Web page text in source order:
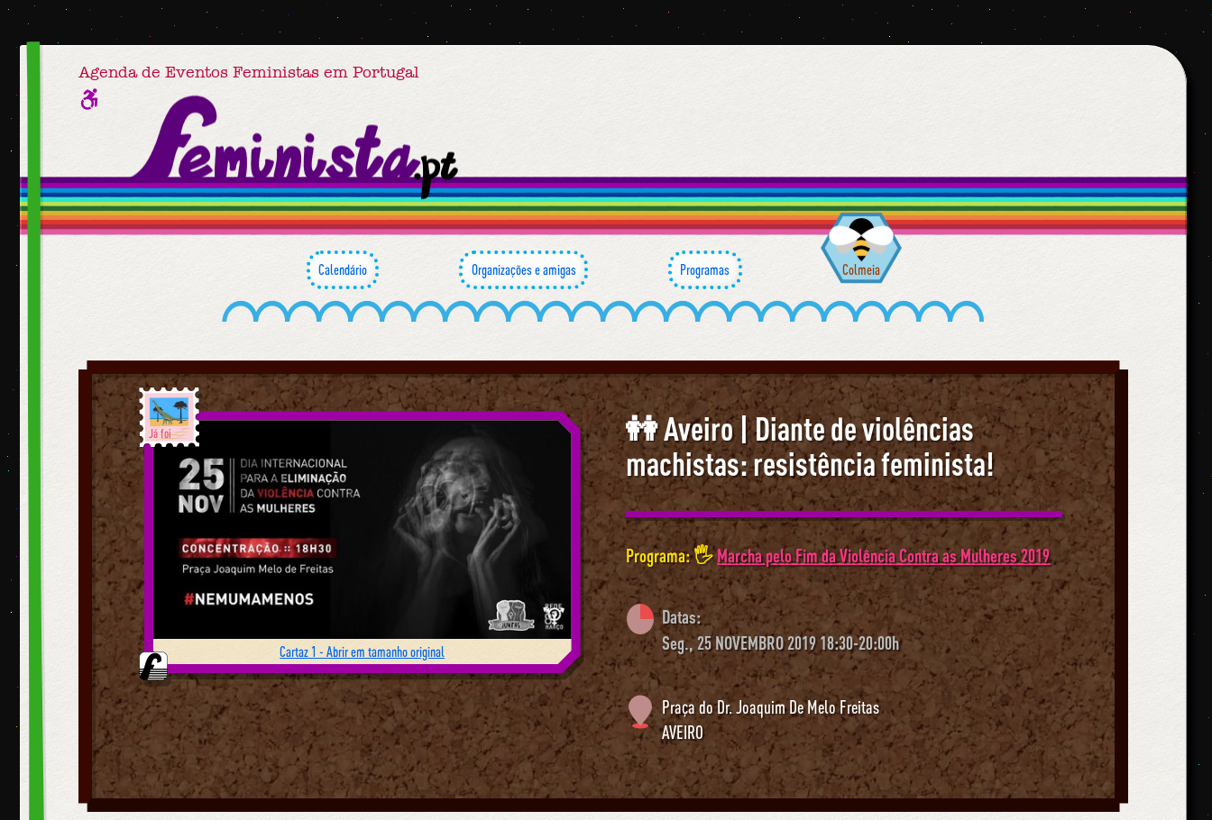
Agenda de Eventos Feministas em Portugal
Calendário Organizações e amigas Programas Colmeia
👭 Aveiro | Diante de violências
machistas: resistência feminista!
Programa: 🖐Marcha pelo Fim da Violência Contra as Mulheres 2019
Datas:
Seg., 25 NOVEMBRO 2019 18:30-20:00h
Praça do Dr. Joaquim De Melo Freitas
AVEIRO
Já foi
Cartaz 1 - Abrir em tamanho original